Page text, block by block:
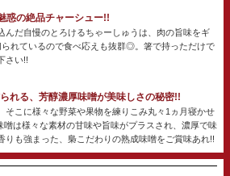
惑の絶品チャーシュー!!
んだ自慢のとろけるちゃーしゅうは、肉の旨味をギ
られているので食べ応えも抜群◎。箸で持っただけで
さい!!
れる、芳醇濃厚味噌が美味しさの秘密!!
そこに様々な野菜や果物を練りこみ丸々1ヵ月寝かせ
噌は様々な素材の甘味や旨味がプラスされ、濃厚で味
りも強まった、梟こだわりの熟成味噌をご賞味あれ!!